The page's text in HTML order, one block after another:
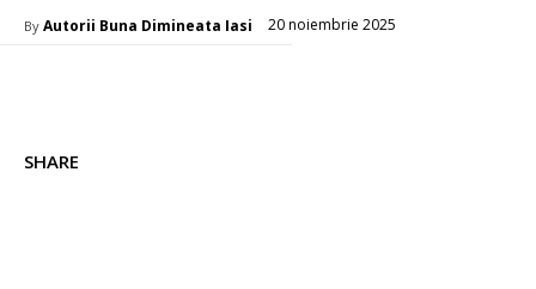
By Autorii Buna Dimineata Iasi 20 noiembrie 2025
SHARE